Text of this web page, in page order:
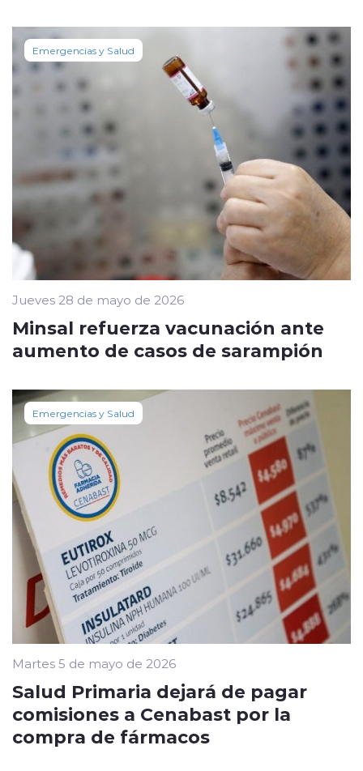
Emergencias y Salud
Jueves 28 de mayo de 2026
Minsal refuerza vacunación ante
aumento de casos de sarampión
Emergencias y Salud
Martes 5 de mayo de 2026
Salud Primaria dejará de pagar
comisiones a Cenabast por la
compra de fármacos